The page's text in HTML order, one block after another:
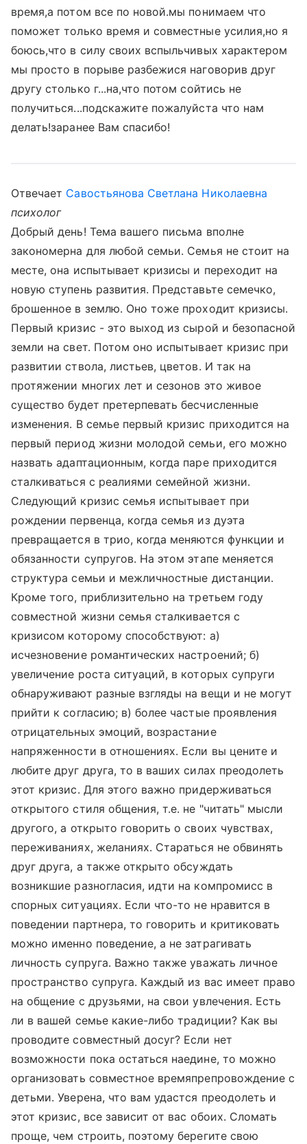
время,а потом все по новой.мы понимаем что
поможет только время и совместные усилия,но я
боюсь,что в силу своих вспыльчивых характером
мы просто в порыве разбежися наговорив друг
другу столько г...на,что потом сойтись не
получиться...подскажите пожалуйста что нам
делать!заранее Вам спасибо!
Отвечает Савостьянова Светлана Николаевна
психолог
Добрый день! Тема вашего письма вполне
закономерна для любой семьи. Семья не стоит на
месте, она испытывает кризисы и переходит на
новую ступень развития. Представьте семечко,
брошенное в землю. Оно тоже проходит кризисы.
Первый кризис - это выход из сырой и безопасной
земли на свет. Потом оно испытывает кризис при
развитии ствола, листьев, цветов. И так на
протяжении многих лет и сезонов это живое
существо будет претерпевать бесчисленные
изменения. В семье первый кризис приходится на
первый период жизни молодой семьи, его можно
назвать адаптационным, когда паре приходится
сталкиваться с реалиями семейной жизни.
Следующий кризис семья испытывает при
рождении первенца, когда семья из дуэта
превращается в трио, когда меняются функции и
обязанности супругов. На этом этапе меняется
структура семьи и межличностные дистанции.
Кроме того, приблизительно на третьем году
совместной жизни семья сталкивается с
кризисом которому способствуют: а)
исчезновение романтических настроений; б)
увеличение роста ситуаций, в которых супруги
обнаруживают разные взгляды на вещи и не могут
прийти к согласию; в) более частые проявления
отрицательных эмоций, возрастание
напряженности в отношениях. Если вы цените и
любите друг друга, то в ваших силах преодолеть
этот кризис. Для этого важно придерживаться
открытого стиля общения, т.е. не "читать" мысли
другого, а открыто говорить о своих чувствах,
переживаниях, желаниях. Стараться не обвинять
друг друга, а также открыто обсуждать
возникшие разногласия, идти на компромисс в
спорных ситуациях. Если что-то не нравится в
поведении партнера, то говорить и критиковать
можно именно поведение, а не затрагивать
личность супруга. Важно также уважать личное
пространство супруга. Каждый из вас имеет право
на общение с друзьями, на свои увлечения. Есть
ли в вашей семье какие-либо традиции? Как вы
проводите совместный досуг? Если нет
возможности пока остаться наедине, то можно
организовать совместное времяпрепровождение с
детьми. Уверена, что вам удастся преодолеть и
этот кризис, все зависит от вас обоих. Сломать
проще, чем строить, поэтому берегите свою